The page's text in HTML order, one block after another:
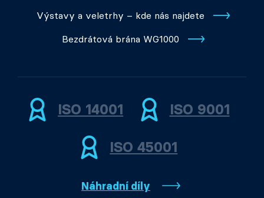
Výstavy a veletrhy – kde nás najdete
Bezdrátová brána WG1000
ISO 14001 ISO 9001
ISO 45001
Náhradní díly